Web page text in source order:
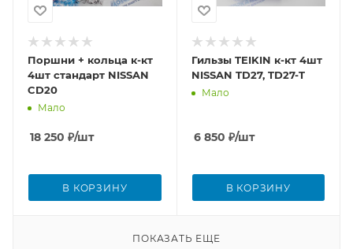
Поршни + кольца к-кт
4шт стандарт NISSAN
CD20
Мало
18 250 ₽/шт
В КОРЗИНУ
Гильзы TEIKIN к-кт 4шт
NISSAN TD27, TD27-T
Мало
6 850 ₽/шт
В КОРЗИНУ
ПОКАЗАТЬ ЕЩЕ